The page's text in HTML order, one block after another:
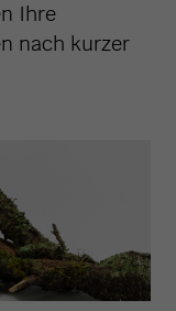
Ihre
nach kurzer